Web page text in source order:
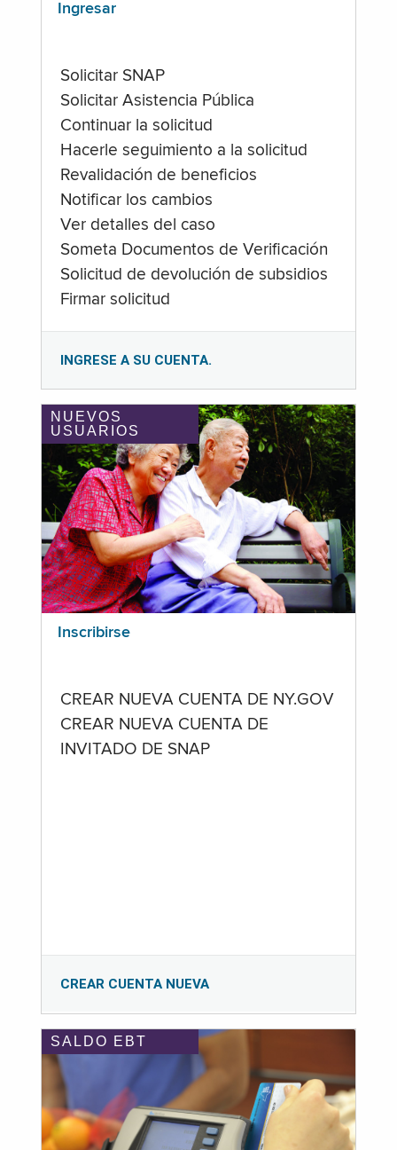
Ingresar
Solicitar SNAP
Solicitar Asistencia Pública
Continuar la solicitud
Hacerle seguimiento a la solicitud
Revalidación de beneficios
Notificar los cambios
Ver detalles del caso
Someta Documentos de Verificación
Solicitud de devolución de subsidios
Firmar solicitud
INGRESE A SU CUENTA.
NUEVOS
USUARIOS
Inscribirse
CREAR NUEVA CUENTA DE NY.GOV
CREAR NUEVA CUENTA DE
INVITADO DE SNAP
CREAR CUENTA NUEVA
SALDO EBT